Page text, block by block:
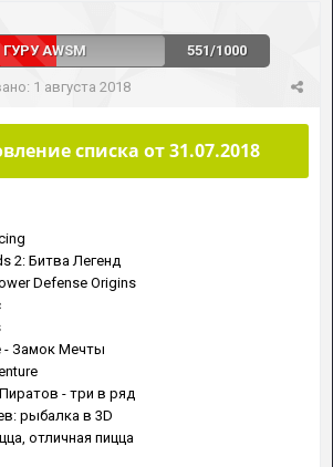
ГУРУ AWSM 551/1000
1 августа 2018
списка от 31.07.2018
2: Битва Легенд
Defense Origins
- Замок Мечты
- три в ряд
рыбалка в 3D
отличная пицца